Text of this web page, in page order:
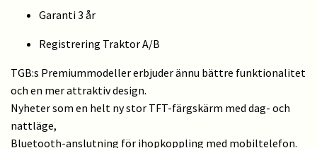
Garanti 3 år
Registrering Traktor A/B
TGB:s Premiummodeller erbjuder ännu bättre funktionalitet
och en mer attraktiv design.
Nyheter som en helt ny stor TFT-färgskärm med dag- och
nattläge,
Bluetooth-anslutning för ihopkoppling med mobiltelefon.